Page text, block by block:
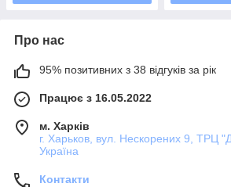
Про нас
95% позитивних з 38 відгуків за рік
Працює з 16.05.2022
м. Харків
г. Харьков, вул. Нескорених 9, ТРЦ
Україна
Контакти